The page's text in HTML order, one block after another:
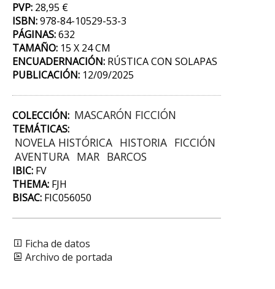
PVP: 28,95 €
ISBN:978-84-10529-53-3
PÁGINAS:632
TAMAÑO: 15 X 24 CM
ENCUADERNACIÓN: RÚSTICA CON SOLAPAS
PUBLICACIÓN: 12/09/2025
COLECCIÓN: MASCARÓN FICCIÓN
TEMÁTICAS:
NOVELA HISTÓRICA HISTORIA FICCIÓN
AVENTURA MAR BARCOS
IBIC: FV
THEMA: FJH
BISAC: FIC056050
Ficha de datos
Archivo de portada